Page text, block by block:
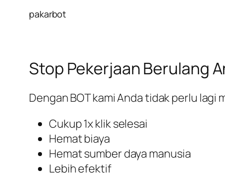
pakarbot
Stop Pekerjaan Berulang
Dengan BOT kami Anda tidak perlu
Cukup 1x klik selesai
Hemat biaya
Hemat sumber daya manusia
Lebih efektif